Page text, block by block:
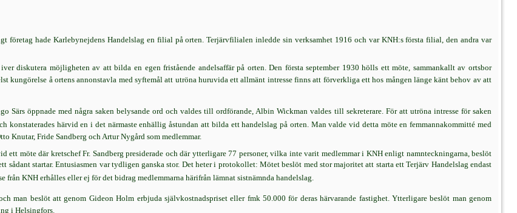
företag hade Karlebynejdens Handelslag en filial på orten. Terjärvfilialen inledde sin verksamhet 1916 och var KNH:s första filial, den andra var
diskutera möjligheten av att bilda en egen fristående andelsaffär på orten. Den första september 1930 hölls ett möte, sammankallt av ortsbor
kungörelse å ortens annonstavla med syftemål att utröna huruvida ett allmänt intresse finns att förverkliga ett hos mången länge känt behov av att
öppnade med några saken belysande ord och valdes till ordförande, Albin Wickman valdes till sekreterare. För att utröna intresse för saken
konstaterades härvid en i det närmaste enhällig åstundan att bilda ett handelslag på orten. Man valde vid detta möte en femmannakommitté med
Knutar, Fride Sandberg och Artur Nygård som medlemmar.
ett möte där kretschef Fr. Sandberg presiderade och där ytterligare 77 personer, vilka inte varit medlemmar i KNH enligt namnteckningarna, beslöt
sådant startar. Entusiasmen var tydligen ganska stor. Det heter i protokollet: Mötet beslöt med stor majoritet att starta ett Terjärv Handelslag endast
från KNH erhålles eller ej för det bidrag medlemmarna härifrån lämnat sistnämnda handelslag.
man beslöt att genom Gideon Holm erbjuda självkostnadspriset eller fmk 50.000 för deras härvarande fastighet. Ytterligare beslöt man genom
i Helsingfors.